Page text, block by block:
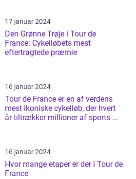
17 januar 2024
Den Grønne Trøje i Tour de
France: Cykelløbets mest
eftertragtede præmie
16 januar 2024
Tour de France er en af verdens
mest ikoniske cykelløb, der hvert
år tiltrækker millioner af sports-...
16 januar 2024
Hvor mange etaper er der i Tour de
France